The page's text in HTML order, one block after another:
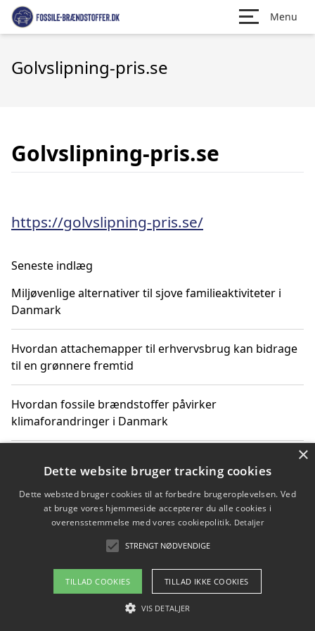
Menu
Golvslipning-pris.se
Golvslipning-pris.se
https://golvslipning-pris.se/
Seneste indlæg
Miljøvenlige alternativer til sjove familieaktiviteter i
Danmark
Hvordan attachemapper til erhvervsbrug kan bidrage
til en grønnere fremtid
Hvordan fossile brændstoffer påvirker
klimaforandringer i Danmark
klimaændringer
Hvordan citater om fossile brændstoffer kan ændre
Copyright 2026 - Pilanto Aps
Om / kontakt
×
Dette website bruger tracking cookies
Dette websted bruger cookies til at forbedre brugeroplevelsen. Ved
at bruge vores hjemmeside accepterer du alle cookies i
overensstemmelse med vores cookiepolitik. Detaljer
STRENGT NØDVENDIGE
TILLAD COOKIES TILLAD IKKE COOKIES
VIS DETALJER